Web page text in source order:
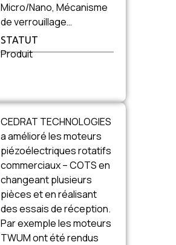
Micro/Nano, Mécanisme
de verrouillage…
STATUT
Produit
CEDRAT TECHNOLOGIES
a amélioré les moteurs
piézoélectriques rotatifs
commerciaux – COTS en
changeant plusieurs
pièces et en réalisant
des essais de réception.
Par exemple les moteurs
TWUM ont été rendus